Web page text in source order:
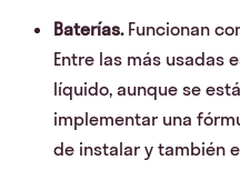
Baterías.Funcionan
Entre las más usadas
líquido, aunque se
implementar una
de instalar y también